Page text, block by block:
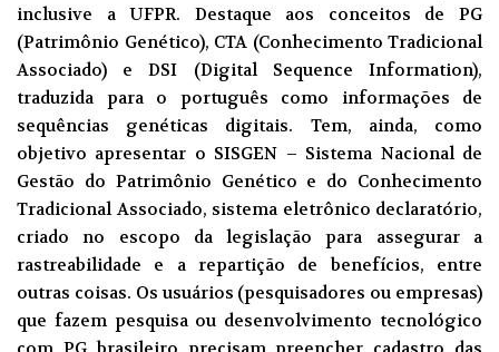
inclusive a UFPR. Destaque aos conceitos de PG
(Patrimônio Genético), CTA (Conhecimento Tradicional
Associado) e DSI (Digital Sequence Information),
traduzida para o português como informações de
sequências genéticas digitais. Tem, ainda, como
objetivo apresentar o SISGEN – Sistema Nacional de
Gestão do Patrimônio Genético e do Conhecimento
Tradicional Associado, sistema eletrônico declaratório,
criado no escopo da legislação para assegurar a
rastreabilidade e a repartição de benefícios, entre
outras coisas. Os usuários (pesquisadores ou empresas)
que fazem pesquisa ou desenvolvimento tecnológico